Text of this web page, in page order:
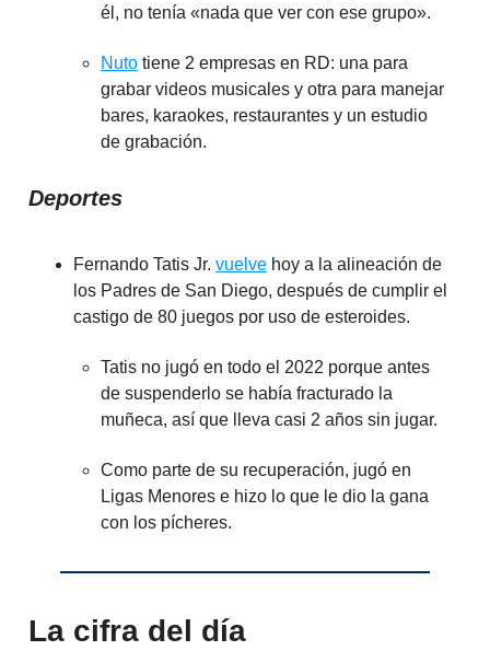
él, no tenía «nada que ver con ese grupo».
Nuto tiene 2 empresas en RD: una para
grabar videos musicales y otra para manejar
bares, karaokes, restaurantes y un estudio
de grabación.
Deportes
Fernando Tatis Jr. vuelve hoy a la alineación de
los Padres de San Diego, después de cumplir el
castigo de 80 juegos por uso de esteroides.
Tatis no jugó en todo el 2022 porque antes
de suspenderlo se había fracturado la
muñeca, así que lleva casi 2 años sin jugar.
Como parte de su recuperación, jugó en
Ligas Menores e hizo lo que le dio la gana
con los pícheres.
La cifra del día